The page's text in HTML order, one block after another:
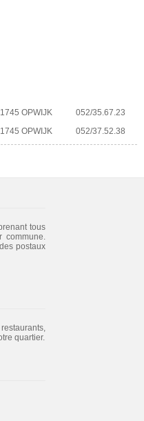
1745 OPWIJK
052/35.67.23
1745 OPWIJK 052/37.52.38
tous
postaux
quartier.